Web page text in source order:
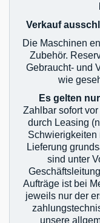
Verkauf
Die Maschinen
Zubehör.
Gebraucht- und
wie
Es gelten
Zahlbar sofort
durch Leasing
Schwierigkeiten
Lieferung
sind unter
Aufträge ist bei
jeweils nur der
unsere